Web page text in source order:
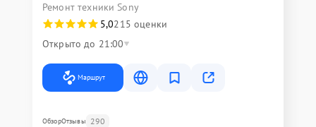
Ремонт техники Sony
5,0215 оценки
Открыто до 21:00
Маршрут
ОбзорОтзывы 290